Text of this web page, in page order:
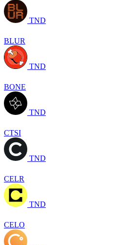
TND
BLUR
TND
BONE
TND
CTSI
TND
CELR
TND
CELO